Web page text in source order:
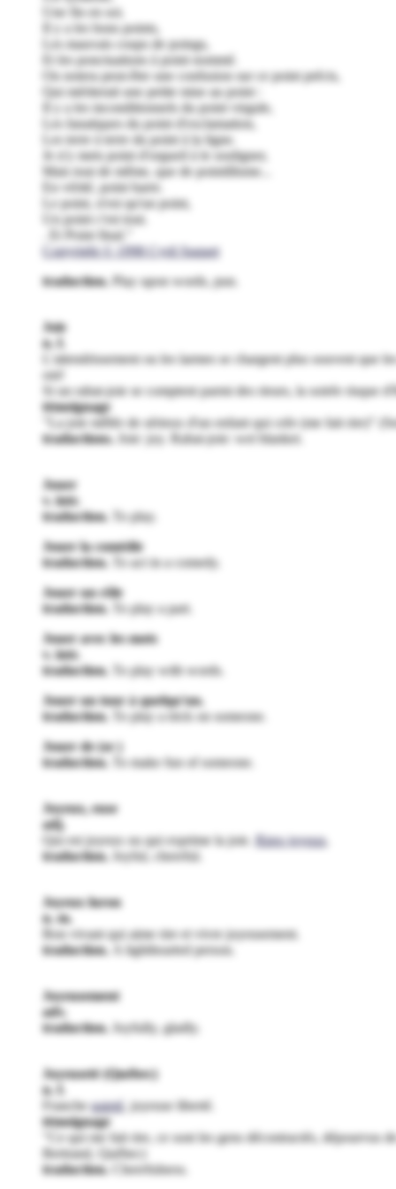
Une fin en soi.
Il y a les bons points,
Les mauvais coups de poings,
Et les ponctuations à point nommé.
On notera peut-être une confusion sur ce point précis,
Qui mériterait une petite mise au point :
Il y a les inconditionnels du point virgule,
Les fanatiques du point d'exclamation,
Les terre à terre du point à la ligne.
Je n'y mets point d'orgueil à le souligner,
Mais tout de même, que de pointillisme...
En vérité, point barre.
Le point, n'est qu'un point,
Un point c'est tout.
. Et Point final."
Copyright © 1998 Cyril Suquet
traduction. Play upon words, pun.
Joie
n. f.
L'attendrissement ou les larmes se chargent plus souvent
ont!
Si un rabat-joie se comptent parmi des rieurs, la soirée risque
témoignage
"La joie mêlée de sérieux d'un enfant qui crée (me fait rire)"
traductions.
Joie: joy. Rabat-joie: wet blanket.
Jouer
v. intr.
traduction. To play.
Jouer la comédie
traduction.
To act in a comedy.
Jouer un rôle
traduction.
To play a part.
Jouer avec les mots
v. intr.
traduction. To play with words.
Jouer un tour à quelqu'un.
traduction.
To play a trick on someone.
Jouer de (se )
traduction.
To make fun of someone.
Joyeux, euse
adj.
Qui est joyeux ou qui exprime la joie. Rires joyeux.
traduction.
Joyful, cheerful.
Joyeux luron
n. m.
Bon vivant qui aime rire et vivre joyeusement.
traduction.
A lighthearted person.
Joyeusement
adv.
traduction. Joyfully, gladly.
Joyeuseté (Québec)
n. f.
Franchegaieté, joyeuse liberté.
témoignage
"Ce qui me fait rire, ce sont les gens décontractés, dépourvus
Bertrand, Québec)
traduction.
Cheerfulness.